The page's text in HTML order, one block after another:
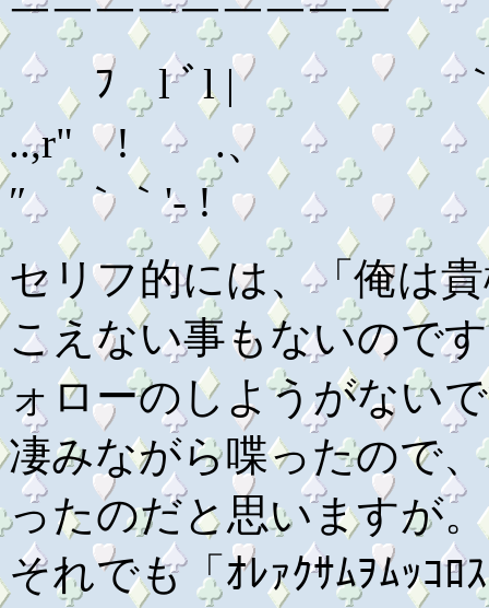
￣￣￣￣￣￣￣￣￣
ﾌ l ﾞl | ｀ﾞ
..,r" ! .、
″ ｀｀'‐ !
セリフ的には、「俺は
こえない事もないので
ォローのしようがない
凄みながら喋ったので
ったのだと思いますが。
それでも「ｵﾚｧｸｻﾑｦﾑｯｺ